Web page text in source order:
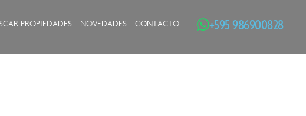
PROPIEDADES NOVEDADES CONTACTO +595 986900828